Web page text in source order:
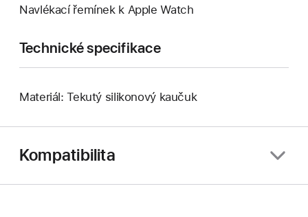
Navlékací řemínek k Apple Watch
Technické specifikace
Materiál: Tekutý silikonový kaučuk
Kompatibilita